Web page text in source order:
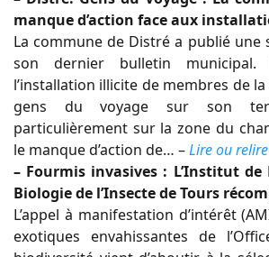
manque d’action face aux
La commune de Distré a publié une
son dernier bulletin
l’installation illicite de membres de
gens du voyage sur son
particulièrement sur la zone du
le manque d’action de… –Lire ou
– Fourmis invasives : L’Institut de
Biologie de l’Insecte de Tours
L’appel à manifestation d’intérêt
exotiques envahissantes de